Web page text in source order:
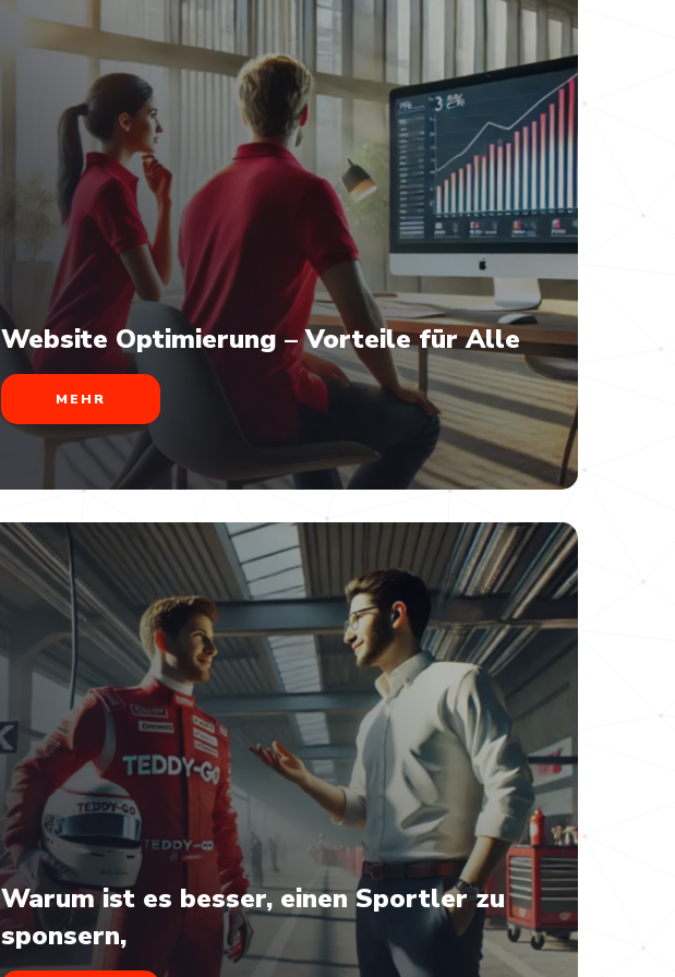
Website Optimierung – Vorteile für Alle
MEHR
Warum ist es besser, einen Sportler zu
sponsern,